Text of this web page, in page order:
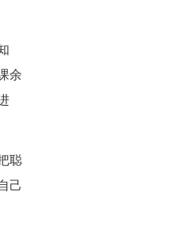
余
聪
己